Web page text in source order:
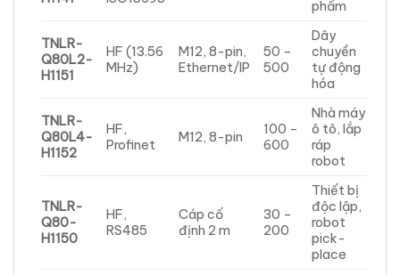
phẩm
TNLR-
Q80L2-
H1151
HF (13.56
MHz)
M12, 8-pin,
Ethernet/IP
50 –
500
Dây
chuyền
tự động
hóa
TNLR-
Q80L4-
H1152
HF,
Profinet
M12, 8-pin
100 –
600
Nhà máy
ô tô, lắp
ráp
robot
TNLR-
Q80-
H1150
HF,
RS485
Cáp cố
định 2 m
30 –
200
Thiết bị
độc lập,
robot
pick-
place